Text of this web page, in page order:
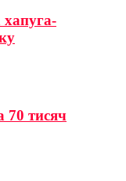
хапуга-
70 тисяч